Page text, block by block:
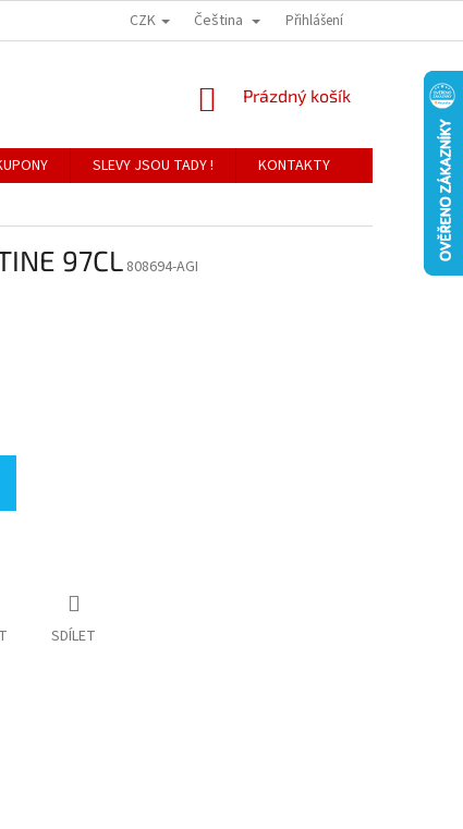
CZK Čeština Přihlášení
NÁKUPNÍ
Prázdný košík
SLEVY JSOU TADY !
KONTAKTY
97CL 808694-AGI
SDÍLET